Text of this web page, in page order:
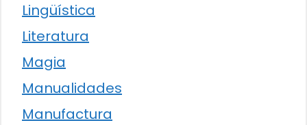
Lingüística
Literatura
Magia
Manualidades
Manufactura